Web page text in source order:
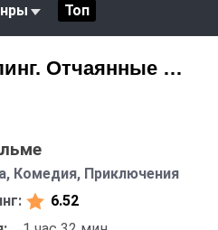
Топ
Отчаянные …
Комедия, Приключения
6.52